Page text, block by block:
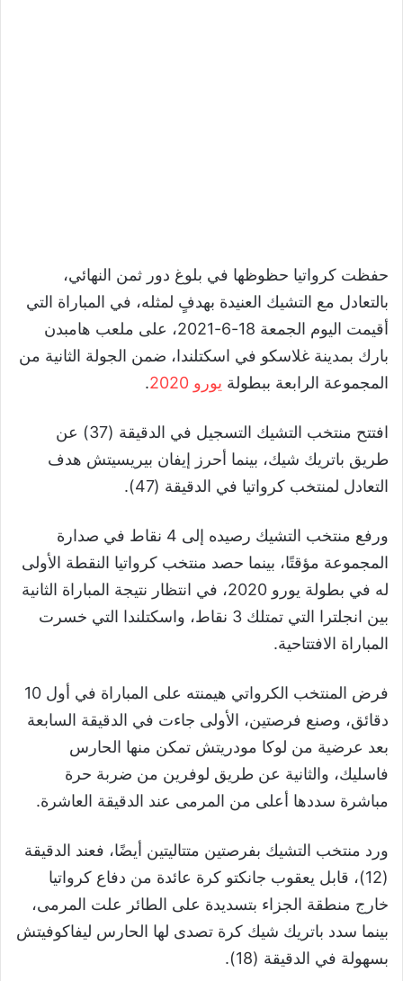
حفظت كرواتيا حظوظها في بلوغ دور ثمن النهائي،
بالتعادل مع التشيك العنيدة بهدفٍ لمثله، في المباراة التي
أقيمت اليوم الجمعة 18-6-2021، على ملعب هامبدن
بارك بمدينة غلاسكو في اسكتلندا، ضمن الجولة الثانية من
المجموعة الرابعة ببطولة يورو 2020 .
افتتح منتخب التشيك التسجيل في الدقيقة (37) عن
طريق باتريك شيك، بينما أحرز إيفان بيريسيتش هدف
التعادل لمنتخب كرواتيا في الدقيقة (47).
ورفع منتخب التشيك رصيده إلى 4 نقاط في صدارة
المجموعة مؤقتًا، بينما حصد منتخب كرواتيا النقطة الأولى
له في بطولة يورو 2020، في انتظار نتيجة المباراة الثانية
بين انجلترا التي تمتلك 3 نقاط، واسكتلندا التي خسرت
المباراة الافتتاحية.
فرض المنتخب الكرواتي هيمنته على المباراة في أول 10
دقائق، وصنع فرصتين، الأولى جاءت في الدقيقة السابعة
بعد عرضية من لوكا مودريتش تمكن منها الحارس
فاسليك، والثانية عن طريق لوفرين من ضربة حرة
مباشرة سددها أعلى من المرمى عند الدقيقة العاشرة.
ورد منتخب التشيك بفرصتين متتاليتين أيضًا، فعند الدقيقة
(12)، قابل يعقوب جانكتو كرة عائدة من دفاع كرواتيا
خارج منطقة الجزاء بتسديدة على الطائر علت المرمى،
بينما سدد باتريك شيك كرة تصدى لها الحارس ليفاكوفيتش
بسهولة في الدقيقة (18).